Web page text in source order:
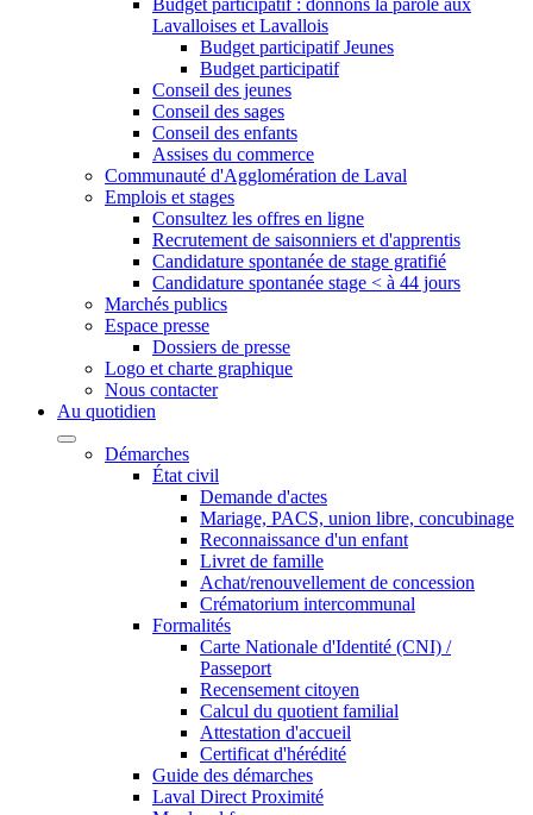
Budget participatif : donnons la parole aux
Lavalloises et Lavallois
Budget participatif Jeunes
Budget participatif
Conseil des jeunes
Conseil des sages
Conseil des enfants
Assises du commerce
Communauté d'Agglomération de Laval
Emplois et stages
Consultez les offres en ligne
Recrutement de saisonniers et d'apprentis
Candidature spontanée de stage gratifié
Candidature spontanée stage < à 44 jours
Marchés publics
Espace presse
Dossiers de presse
Logo et charte graphique
Nous contacter
Au quotidien
Démarches
État civil
Demande d'actes
Mariage, PACS, union libre, concubinage
Reconnaissance d'un enfant
Livret de famille
Achat/renouvellement de concession
Crématorium intercommunal
Formalités
Carte Nationale d'Identité (CNI) /
Passeport
Recensement citoyen
Calcul du quotient familial
Attestation d'accueil
Certificat d'hérédité
Guide des démarches
Laval Direct Proximité